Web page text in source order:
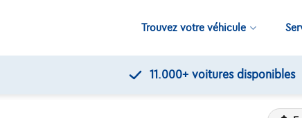
Trouvez votre véhicule
11.000+ voitures disponibles